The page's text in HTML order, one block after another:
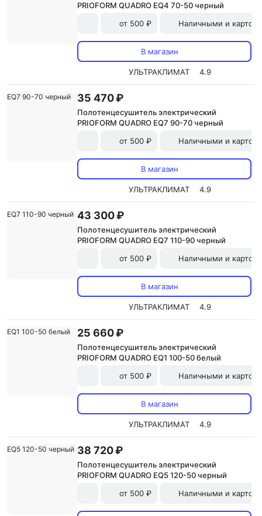
PRIOFORM QUADRO EQ4 70-50 черный
от 500 ₽
Наличными и картой
В магазин
УЛЬТРАКЛИМАТ 4.9
35 470 ₽
Полотенцесушитель электрический
PRIOFORM QUADRO EQ7 90-70 черный
от 500 ₽
Наличными и картой
В магазин
УЛЬТРАКЛИМАТ 4.9
43 300 ₽
Полотенцесушитель электрический
PRIOFORM QUADRO EQ7 110-90 черный
от 500 ₽
Наличными и картой
В магазин
УЛЬТРАКЛИМАТ 4.9
25 660 ₽
Полотенцесушитель электрический
PRIOFORM QUADRO EQ1 100-50 белый
от 500 ₽
Наличными и картой
В магазин
УЛЬТРАКЛИМАТ 4.9
38 720 ₽
Полотенцесушитель электрический
PRIOFORM QUADRO EQ5 120-50 черный
от 500 ₽
Наличными и картой